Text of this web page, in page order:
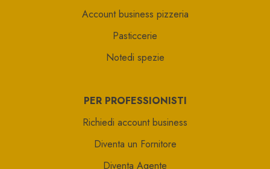
Account business pizzeria
Pasticcerie
Notedi spezie
PER PROFESSIONISTI
Richiedi account business
Diventa un Fornitore
Diventa Agente